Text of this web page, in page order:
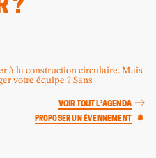
?
à la construction circulaire. Mais
votre équipe ? Sans
VOIR TOUT L’AGENDA
PROPOSER UN ÉVENNEMENT